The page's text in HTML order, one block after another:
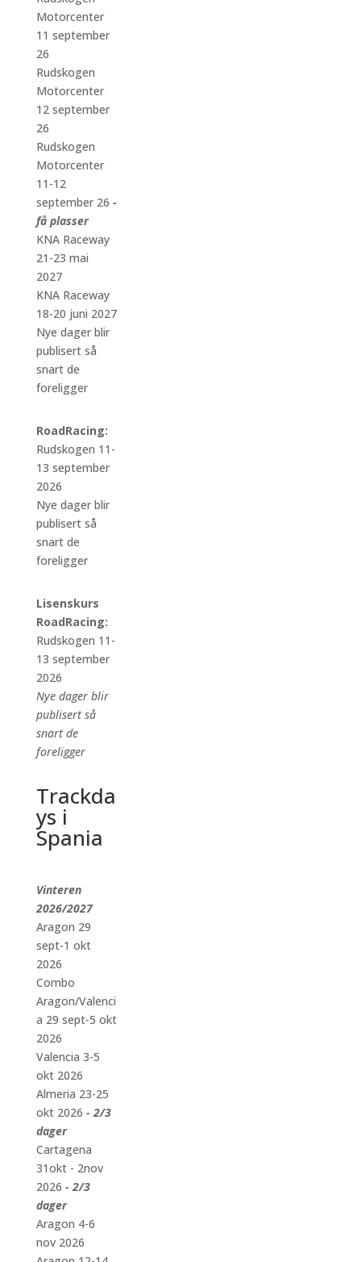
Motorcenter
11 september
26
Rudskogen
Motorcenter
12 september
26
Rudskogen
Motorcenter
11-12
september 26 -
få plasser
KNA Raceway
21-23 mai
2027
KNA Raceway
18-20 juni 2027
Nye dager blir
publisert så
snart de
foreligger
RoadRacing:
Rudskogen 11-
13 september
2026
Nye dager blir
publisert så
snart de
foreligger
Lisenskurs
RoadRacing:
Rudskogen 11-
13 september
2026
Nye dager blir
publisert så
snart de
foreligger
Trackda
ys i
Spania
Vinteren
2026/2027
Aragon 29
sept-1 okt
2026
Combo
Aragon/Valenci
a 29 sept-5 okt
2026
Valencia 3-5
okt 2026
Almeria 23-25
okt 2026 - 2/3
dager
Cartagena
31okt - 2nov
2026 - 2/3
dager
Aragon 4-6
nov 2026